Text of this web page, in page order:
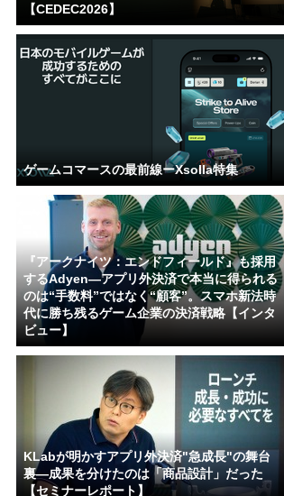
【CEDEC2026】
ゲームコマースの最前線ーXsolla特集
『アークナイツ：エンドフィールド』も採用
するAdyen―アプリ外決済で本当に得られる
のは“手数料”ではなく“顧客”。スマホ新法時
代に勝ち残るゲーム企業の決済戦略【インタ
ビュー】
KLabが明かすアプリ外決済"急成長"の舞台
裏―成果を分けたのは「商品設計」だった
【セミナーレポート】